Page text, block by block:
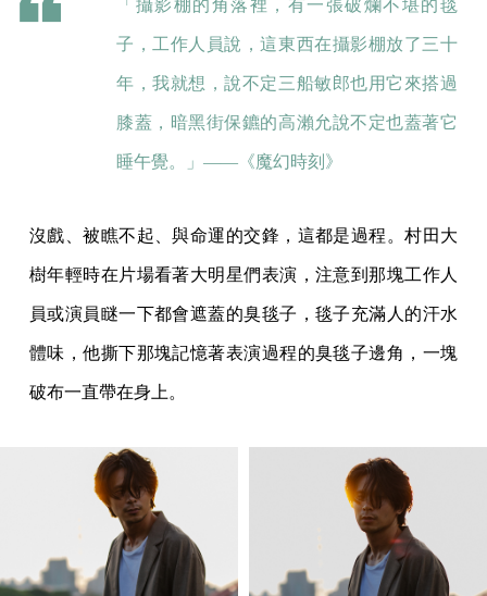
「攝影棚的角落裡，有一張破爛不堪的毯
子，工作人員說，這東西在攝影棚放了三十
年，我就想，說不定三船敏郎也用它來搭過
膝蓋，暗黑街保鑣的高瀨允說不定也蓋著它
睡午覺。」——《魔幻時刻》
沒戲、被瞧不起、與命運的交鋒，這都是過程。村田大
樹年輕時在片場看著大明星們表演，注意到那塊工作人
員或演員瞇一下都會遮蓋的臭毯子，毯子充滿人的汗水
體味，他撕下那塊記憶著表演過程的臭毯子邊角，一塊
破布一直帶在身上。